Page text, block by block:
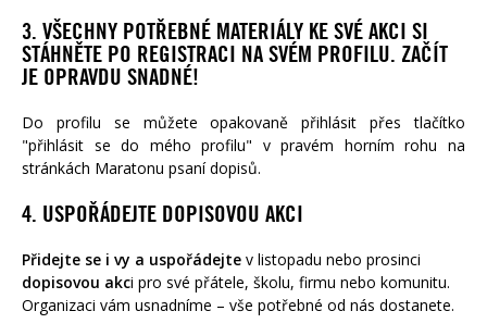
CHCI POMOCT
svůj. Připojte se k největší lidskoprávní akci na světě a
pomozte lidem, kteří jsou nespravedlivě pronásledováni a
vězněni.V některých zemích se totiž svobodný názor nebo
3. VŠECHNY POTŘEBNÉ MATERIÁLY KE SVÉ AKCI SI
STÁHNĚTE PO REGISTRACI NA SVÉM PROFILU. ZAČÍT
JE OPRAVDU SNADNÉ!
Do profilu se můžete opakovaně přihlásit přes tlačítko
"přihlásit se do mého profilu" v pravém horním rohu na
stránkách Maratonu psaní dopisů.
4. USPOŘÁDEJTE DOPISOVOU AKCI
Přidejte se i vy a uspořádejte v listopadu nebo prosinci
dopisovou akci pro své přátele, školu, firmu nebo komunitu.
Organizaci vám usnadníme – vše potřebné od nás dostanete.